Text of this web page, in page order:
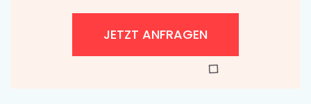
JETZT ANFRAGEN